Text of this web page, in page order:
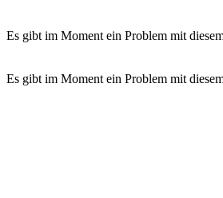
Es gibt im Moment ein Problem mit
Es gibt im Moment ein Problem mit